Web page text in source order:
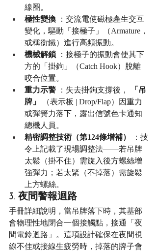
線圈。
極性變換 ：交流電使磁極產生交互
變化，驅動「接極子」（Armature，
或稱銜鐵）進行高頻振動。
機械解鎖 ：接極子的振動會使其下
方的「掛鉤」（Catch Hook）脫離
咬合位置。
重力示警 ：失去掛鉤支撐後，
「吊
牌」
（表示板 | Drop/Flap）因重力
或彈簧力落下，露出信號色卡通知
總機人員。
精密調整技術（第124條增補）
：技
令上記載了現場調整法——若吊牌
太鬆（掛不住）需旋入後方螺絲增
強彈力；若太緊（不掉落）需旋鬆
上方螺絲。
3. 夜間警報迴路
手冊詳細說明，當吊牌落下時，其基部
會物理性地閉合一個接觸點，接通「夜
間電鈴迴路」。這項設計確保在夜間視
線不佳或接線生疲勞時，掉落的牌子會